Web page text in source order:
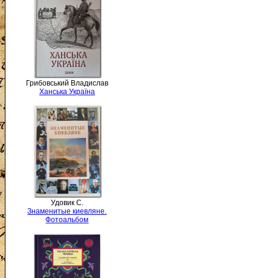
Грибовський Владислав
Ханська Україна
Удовик С.
Знаменитые киевляне.
Фотоальбом